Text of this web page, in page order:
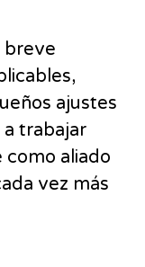
breve
ajustes
trabajar
aliado
vez más